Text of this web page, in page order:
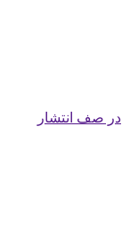
در صف انتشار